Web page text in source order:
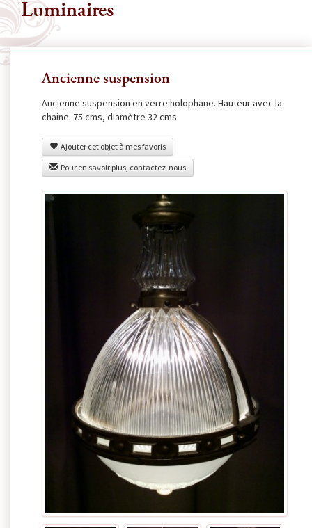
Luminaires
Ancienne suspension
Ancienne suspension en verre holophane. Hauteur avec la
chaine: 75 cms, diamètre 32 cms
Ajouter cet objet à mes favoris
Pour en savoir plus, contactez-nous